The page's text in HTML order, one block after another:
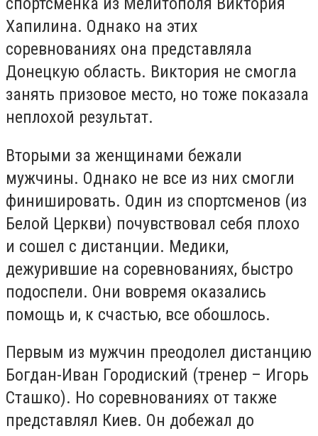
Хапилина. Однако на этих
соревнованиях она представляла
Донецкую область. Виктория не смогла
занять призовое место, но тоже показала
неплохой результат.
Вторыми за женщинами бежали
мужчины. Однако не все из них смогли
финишировать. Один из спортсменов (из
Белой Церкви) почувствовал себя плохо
и сошел с дистанции. Медики,
дежурившие на соревнованиях, быстро
подоспели. Они вовремя оказались
помощь и, к счастью, все обошлось.
Первым из мужчин преодолел дистанцию
Богдан-Иван Городиский (тренер – Игорь
Сташко). Но соревнованиях от также
представлял Киев. Он добежал до